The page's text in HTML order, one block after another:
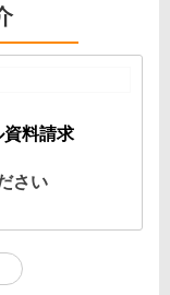
資料請求
さい